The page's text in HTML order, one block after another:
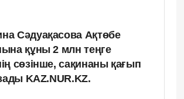
Сәдуақасова Ақтөбе
құны 2 млн теңге
сөзінше, сақинаны қағып
KAZ.NUR.KZ.